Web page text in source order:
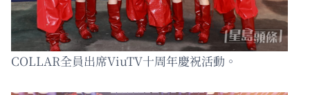
COLLAR全員出席ViuTV十周年慶祝活動。